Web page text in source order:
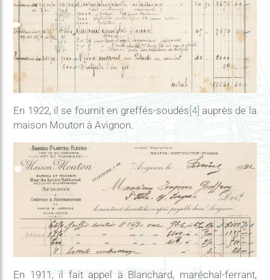
En 1922, il se fournit en greffés-soudés[4] auprès de la
maison Mouton à Avignon.
En 1911, il fait appel à Blanchard, maréchal-ferrant,